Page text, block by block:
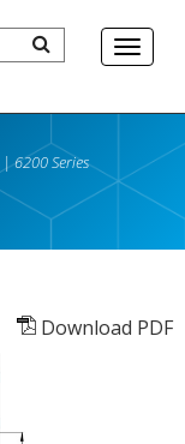
|6200 Series
Download PDF